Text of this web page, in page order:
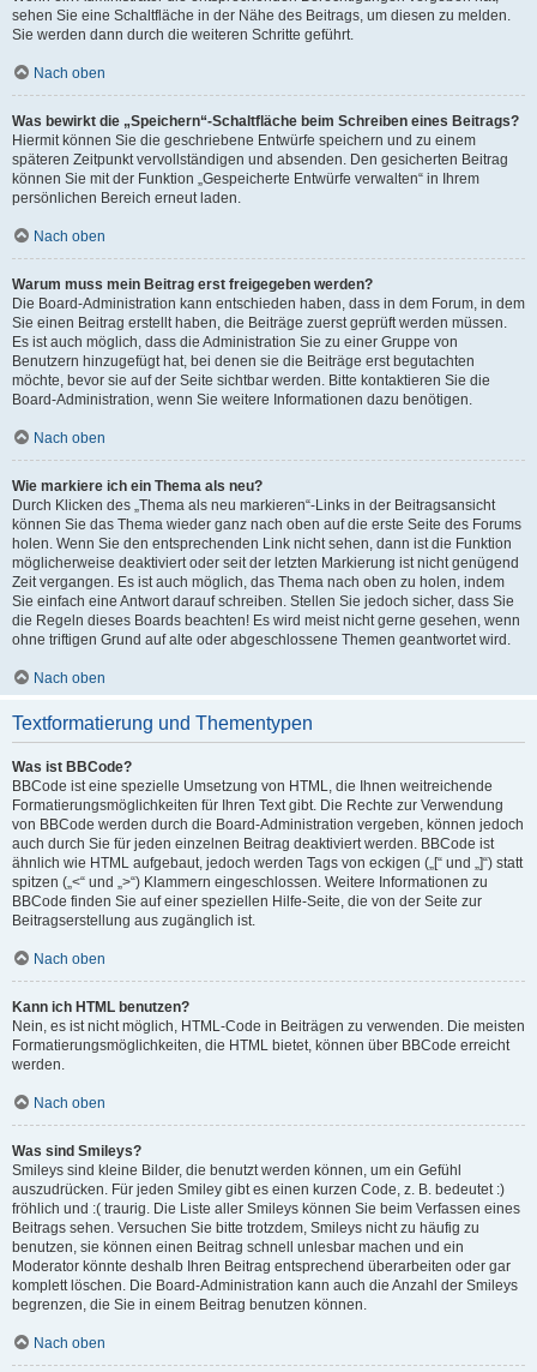
sehen Sie eine Schaltfläche in der Nähe des Beitrags, um diesen zu melden.
Sie werden dann durch die weiteren Schritte geführt.
Nach oben
Was bewirkt die „Speichern“-Schaltfläche beim Schreiben eines Beitrags?
Hiermit können Sie die geschriebene Entwürfe speichern und zu einem
späteren Zeitpunkt vervollständigen und absenden. Den gesicherten Beitrag
können Sie mit der Funktion „Gespeicherte Entwürfe verwalten“ in Ihrem
persönlichen Bereich erneut laden.
Nach oben
Warum muss mein Beitrag erst freigegeben werden?
Die Board-Administration kann entschieden haben, dass in dem Forum, in dem
Sie einen Beitrag erstellt haben, die Beiträge zuerst geprüft werden müssen.
Es ist auch möglich, dass die Administration Sie zu einer Gruppe von
Benutzern hinzugefügt hat, bei denen sie die Beiträge erst begutachten
möchte, bevor sie auf der Seite sichtbar werden. Bitte kontaktieren Sie die
Board-Administration, wenn Sie weitere Informationen dazu benötigen.
Nach oben
Wie markiere ich ein Thema als neu?
Durch Klicken des „Thema als neu markieren“-Links in der Beitragsansicht
können Sie das Thema wieder ganz nach oben auf die erste Seite des Forums
holen. Wenn Sie den entsprechenden Link nicht sehen, dann ist die Funktion
möglicherweise deaktiviert oder seit der letzten Markierung ist nicht genügend
Zeit vergangen. Es ist auch möglich, das Thema nach oben zu holen, indem
Sie einfach eine Antwort darauf schreiben. Stellen Sie jedoch sicher, dass Sie
die Regeln dieses Boards beachten! Es wird meist nicht gerne gesehen, wenn
ohne triftigen Grund auf alte oder abgeschlossene Themen geantwortet wird.
Nach oben
Textformatierung und Thementypen
Was ist BBCode?
BBCode ist eine spezielle Umsetzung von HTML, die Ihnen weitreichende
Formatierungsmöglichkeiten für Ihren Text gibt. Die Rechte zur Verwendung
von BBCode werden durch die Board-Administration vergeben, können jedoch
auch durch Sie für jeden einzelnen Beitrag deaktiviert werden. BBCode ist
ähnlich wie HTML aufgebaut, jedoch werden Tags von eckigen („[“ und „]“) statt
spitzen („<“ und „>“) Klammern eingeschlossen. Weitere Informationen zu
BBCode finden Sie auf einer speziellen Hilfe-Seite, die von der Seite zur
Beitragserstellung aus zugänglich ist.
Nach oben
Kann ich HTML benutzen?
Nein, es ist nicht möglich, HTML-Code in Beiträgen zu verwenden. Die meisten
Formatierungsmöglichkeiten, die HTML bietet, können über BBCode erreicht
werden.
Nach oben
Was sind Smileys?
Smileys sind kleine Bilder, die benutzt werden können, um ein Gefühl
auszudrücken. Für jeden Smiley gibt es einen kurzen Code, z. B. bedeutet :)
fröhlich und :( traurig. Die Liste aller Smileys können Sie beim Verfassen eines
Beitrags sehen. Versuchen Sie bitte trotzdem, Smileys nicht zu häufig zu
benutzen, sie können einen Beitrag schnell unlesbar machen und ein
Moderator könnte deshalb Ihren Beitrag entsprechend überarbeiten oder gar
komplett löschen. Die Board-Administration kann auch die Anzahl der Smileys
begrenzen, die Sie in einem Beitrag benutzen können.
Nach oben